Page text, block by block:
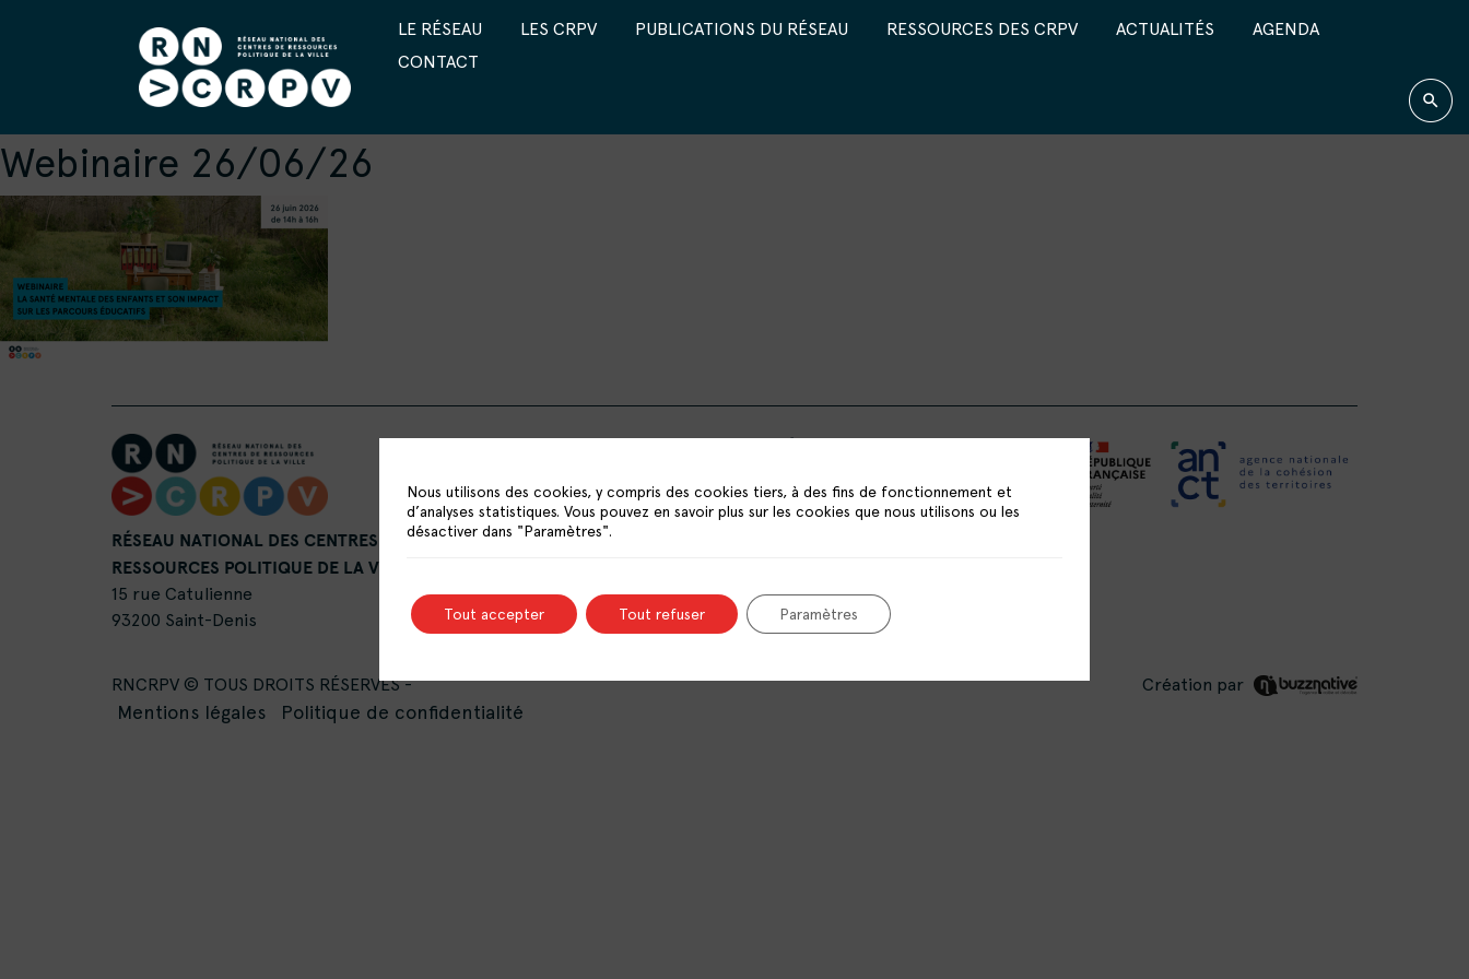
LE RÉSEAU LES CRPV PUBLICATIONS DU RÉSEAU RESSOURCES DES CRPV ACTUALITÉS
AGENDA
CONTACT
Webinaire 26/06/26
RÉSEAU NATIONAL DES CENTRES DE
RESSOURCES POLITIQUE DE LA VILLE
15 rue Catulienne
93200 Saint-Denis
LE RÉSEAU
PUBLICATIONS
RESSOURCES
RNCRPV © TOUS DROITS RÉSERVÉS -
Mentions légales Politique de confidentialité
Création par
Nous utilisons des cookies, y compris des cookies tiers, à des fins de fonctionnement et
d’analyses statistiques. Vous pouvez en savoir plus sur les cookies que nous utilisons ou les
désactiver dans "Paramètres".
Tout accepter Tout refuser Paramètres